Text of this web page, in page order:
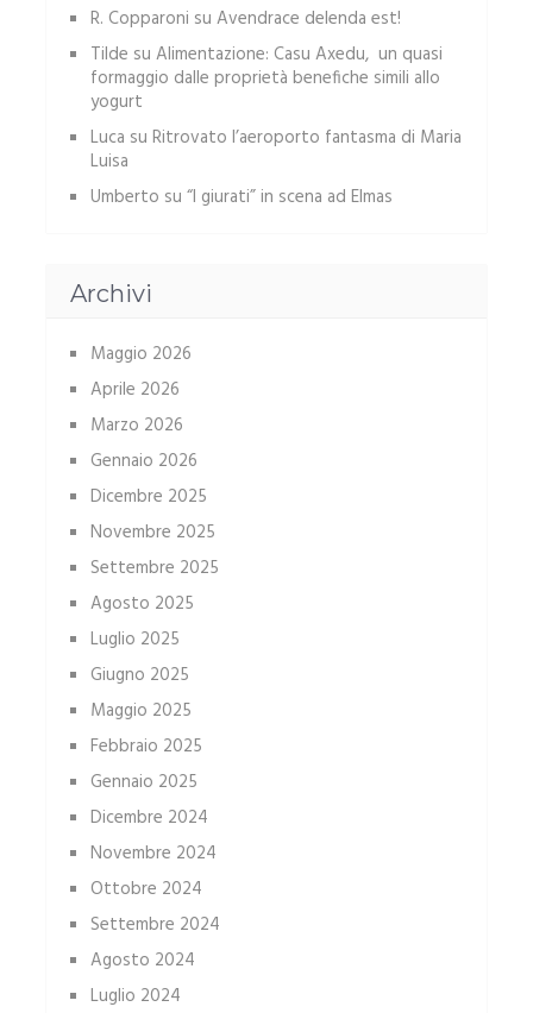
R. Copparoni su Avendrace delenda est!
Tilde su Alimentazione: Casu Axedu, un quasi
formaggio dalle proprietà benefiche simili allo
yogurt
Luca su Ritrovato l’aeroporto fantasma di Maria
Luisa
Umberto su “I giurati” in scena ad Elmas
Archivi
Maggio 2026
Aprile 2026
Marzo 2026
Gennaio 2026
Dicembre 2025
Novembre 2025
Settembre 2025
Agosto 2025
Luglio 2025
Giugno 2025
Maggio 2025
Febbraio 2025
Gennaio 2025
Dicembre 2024
Novembre 2024
Ottobre 2024
Settembre 2024
Agosto 2024
Luglio 2024